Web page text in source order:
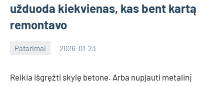
užduoda kiekvienas, kas bent kartą
remontavo
Patarimai 2026-01-23
Reikia išgręžti skylę betone. Arba nupjauti metalinį